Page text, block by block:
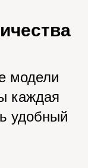
модели
каждая
удобный